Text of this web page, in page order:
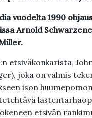
vuodelta 1990
Arnold
etsiväkonkarista,
joka on valmis
ison
etsivän